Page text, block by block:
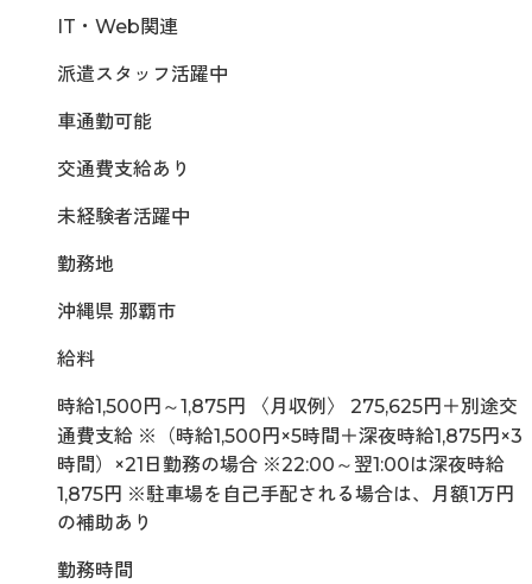
IT・Web関連
派遣スタッフ活躍中
車通勤可能
交通費支給あり
未経験者活躍中
勤務地
沖縄県 那覇市
給料
時給1,500円～1,875円 〈月収例〉 275,625円＋別途交
通費支給 ※（時給1,500円×5時間＋深夜時給1,875円×3
時間）×21日勤務の場合 ※22:00～翌1:00は深夜時給
1,875円 ※駐車場を自己手配される場合は、月額1万円
の補助あり
勤務時間